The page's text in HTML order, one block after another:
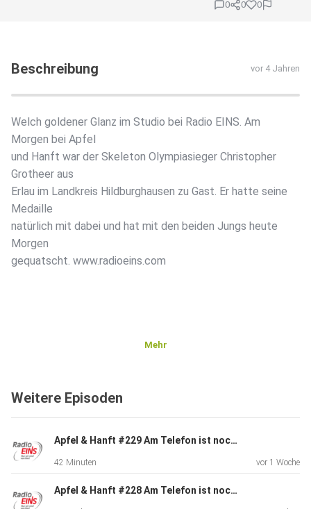
0
0 0
Beschreibung vor 4 Jahren
Welch goldener Glanz im Studio bei Radio EINS. Am
Morgen bei Apfel
und Hanft war der Skeleton Olympiasieger Christopher
Grotheer aus
Erlau im Landkreis Hildburghausen zu Gast. Er hatte seine
Medaille
natürlich mit dabei und hat mit den beiden Jungs heute
Morgen
gequatscht. www.radioeins.com
Mehr
Weitere Episoden
Apfel & Hanft #229 Am Telefon ist noch Milch: Mit Warnblinker im Kettenkarussell - Und tollem Gewinnspiel
42 Minuten vor 1 Woche
Apfel & Hanft #228 Am Telefon ist noch Milch: Döner für Dominica - Genitalien zur Pressekonferenz